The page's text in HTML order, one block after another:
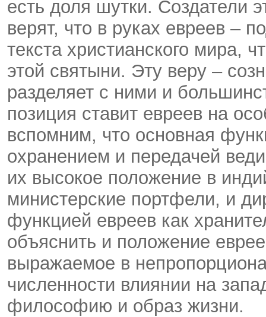
есть доля шутки. Создатели
верят, что в руках евреев –
текста христианского мира,
этой святыни. Эту веру –
разделяет с ними и
позиция ставит евреев на
вспомним, что основная
охранением и передачей
их высокое положение в
министерские портфели, и
функцией евреев как
объяснить и положение
выражаемое в
численности влиянии на
философию и образ жизни.